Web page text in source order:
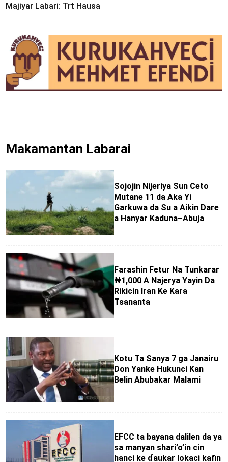
Majiyar Labari: Trt Hausa
Makamantan Labarai
Sojojin Nijeriya Sun Ceto
Mutane 11 da Aka Yi
Garkuwa da Su a Aikin Dare
a Hanyar Kaduna–Abuja
Farashin Fetur Na Tunkarar
₦1,000 A Najerya Yayin Da
Rikicin Iran Ke Kara
Tsananta
Kotu Ta Sanya 7 ga Janairu
Don Yanke Hukunci Kan
Belin Abubakar Malami
EFCC ta bayana dalilen da ya
sa manyan shari’o’in cin
hanci ke ɗaukar lokaci kafin